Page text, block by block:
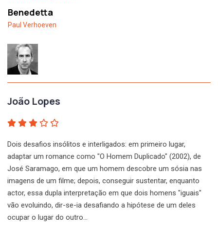
Benedetta
Paul Verhoeven
João Lopes
Dois desafios insólitos e interligados: em primeiro lugar,
adaptar um romance como "O Homem Duplicado" (2002), de
José Saramago, em que um homem descobre um sósia nas
imagens de um filme; depois, conseguir sustentar, enquanto
actor, essa dupla interpretação em que dois homens "iguais"
vão evoluindo, dir-se-ia desafiando a hipótese de um deles
ocupar o lugar do outro…